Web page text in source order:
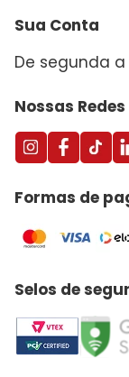
Sua Conta
De segunda a
Nossas
Formas de
Selos de